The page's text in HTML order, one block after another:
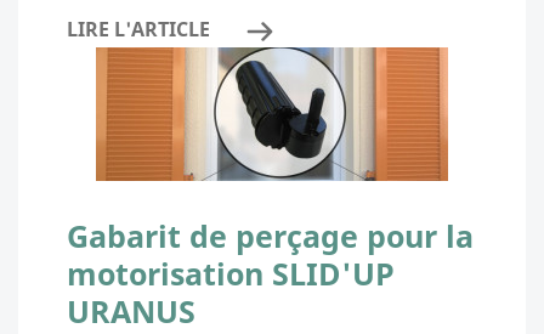
LIRE L'ARTICLE
Gabarit de perçage pour la
motorisation SLID'UP
URANUS